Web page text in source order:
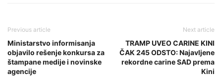
Previous article
Ministarstvo informisanja
objavilo rešenje konkursa za
štampane medije i novinske
agencije
Next article
TRAMP UVEO CARINE KINI
ČAK 245 ODSTO: Najavljene
rekordne carine SAD prema
Kini